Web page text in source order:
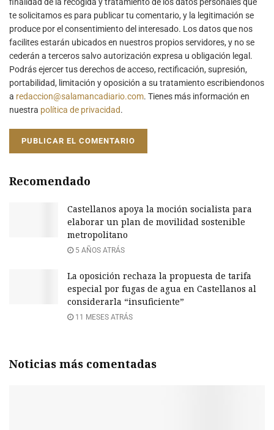
finalidad de la recogida y tratamiento de los datos personales que
te solicitamos es para publicar tu comentario, y la legitimación se
produce por el consentimiento del interesado. Los datos que nos
facilites estarán ubicados en nuestros propios servidores, y no se
cederán a terceros salvo autorización expresa u obligación legal.
Podrás ejercer tus derechos de acceso, rectificación, supresión,
portabilidad, limitación y oposición a su tratamiento escribiendonos
a redaccion@salamancadiario.com. Tienes más información en
nuestra política de privacidad.
Recomendado
Castellanos apoya la moción socialista para
elaborar un plan de movilidad sostenible
metropolitano
5 AÑOS ATRÁS
La oposición rechaza la propuesta de tarifa
especial por fugas de agua en Castellanos al
considerarla “insuficiente”
11 MESES ATRÁS
Noticias más comentadas